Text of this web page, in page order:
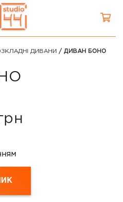
ДИВАНИ / ДИВАН БОНО